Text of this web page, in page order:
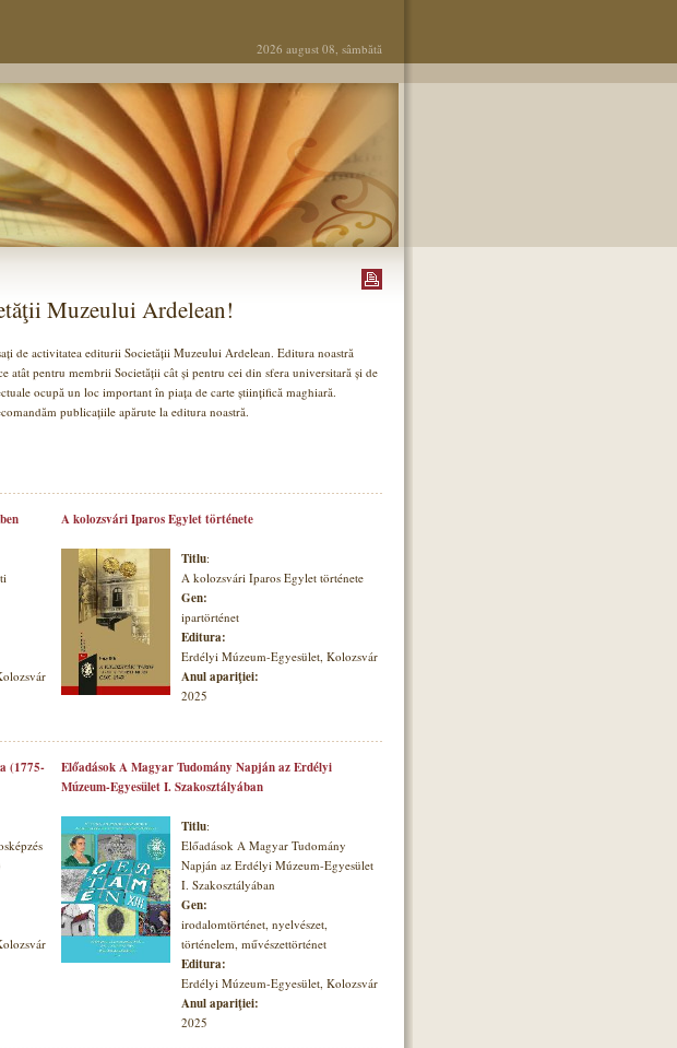
2026 august 08, sâmbătă
Muzeului Ardelean!
de activitatea editurii Societății Muzeului Ardelean. Editura noastră
atât pentru membrii Societății cât și pentru cei din sfera universitară și de
ocupă un loc important în piața de carte științifică maghiară.
publicațiile apărute la editura noastră.
A kolozsvári Iparos Egylet története
Titlu:
A kolozsvári Iparos Egylet története
Gen:
ipartörténet
Editura:
Erdélyi Múzeum-Egyesület, Kolozsvár
Anul apariţiei:
2025
(1775-
Előadások A Magyar Tudomány Napján az Erdélyi
Múzeum-Egyesület I. Szakosztályában
Titlu:
Előadások A Magyar Tudomány
Napján az Erdélyi Múzeum-Egyesület
I. Szakosztályában
Gen:
irodalomtörténet, nyelvészet,
történelem, művészettörténet
Editura:
Erdélyi Múzeum-Egyesület, Kolozsvár
Anul apariţiei:
2025